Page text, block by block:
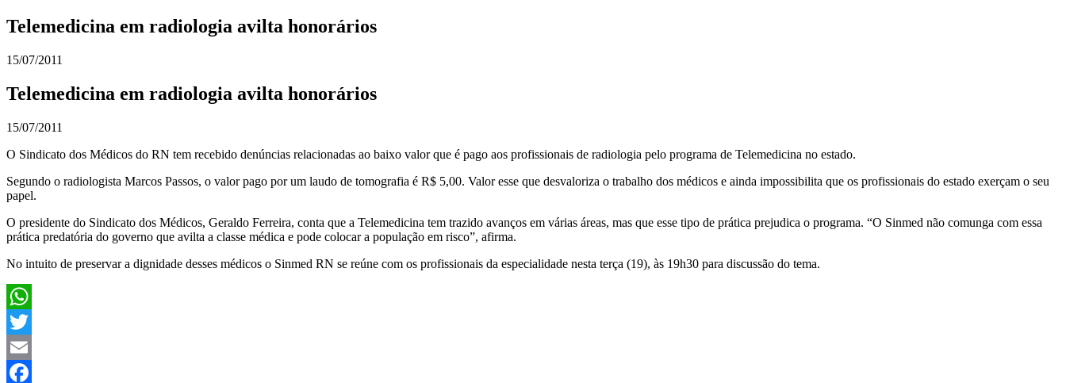
Telemedicina em radiologia avilta honorários
15/07/2011
Telemedicina em radiologia avilta honorários
15/07/2011
O Sindicato dos Médicos do RN tem recebido denúncias relacionadas ao baixo valor que é pago aos profissionais de radiologia pelo programa de Telemedicina no estado.
Segundo o radiologista Marcos Passos, o valor pago por um laudo de tomografia é R$ 5,00. Valor esse que desvaloriza o trabalho dos médicos e ainda impossibilita que os profissionais do estado exerçam o seu
papel.
O presidente do Sindicato dos Médicos, Geraldo Ferreira, conta que a Telemedicina tem trazido avanços em várias áreas, mas que esse tipo de prática prejudica o programa. “O Sinmed não comunga com essa
prática predatória do governo que avilta a classe médica e pode colocar a população em risco”, afirma.
No intuito de preservar a dignidade desses médicos o Sinmed RN se reúne com os profissionais da especialidade nesta terça (19), às 19h30 para discussão do tema.
WhatsApp
Twitter
Email